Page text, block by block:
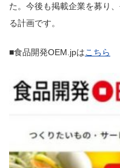
た。今後も掲載企業を募り
る計画です。
■食品開発OEM.jpはこちら